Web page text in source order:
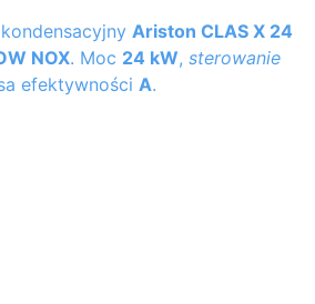
Ariston CLAS X 24
NOX. Moc 24 kW, sterowanie
efektywności A.